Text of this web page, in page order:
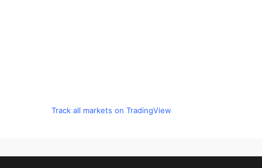
Track all markets on TradingView